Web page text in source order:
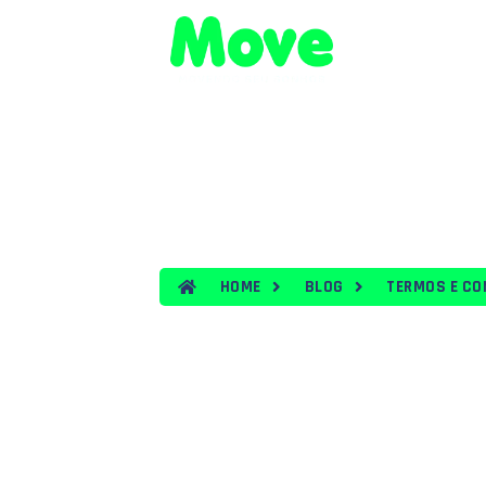
HOME BLOG TERMOS E